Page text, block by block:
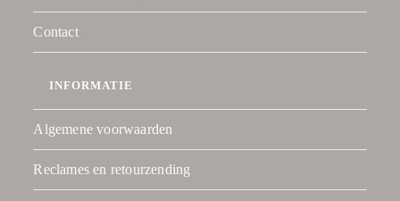
Contact
INFORMATIE
Algemene voorwaarden
Reclames en retourzending